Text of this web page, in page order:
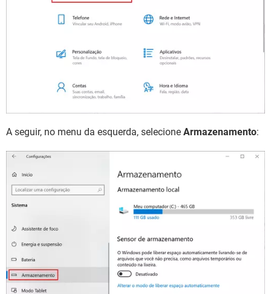
A seguir, no menu da esquerda, selecione Armazenamento: